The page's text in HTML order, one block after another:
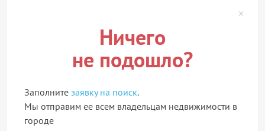
Ничего
не подошло?
Заполните заявку на поиск.
Мы отправим ее всем владельцам недвижимости в
городе